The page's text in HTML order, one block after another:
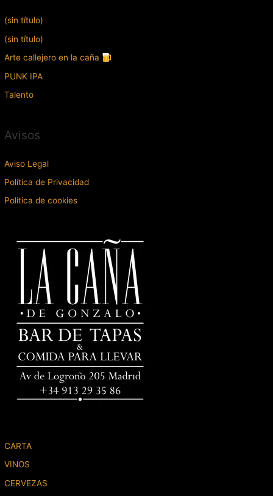
(sin título)
(sin título)
Arte callejero en la caña
PUNK IPA
Talento
Avisos
Aviso Legal
Política de Privacidad
Política de cookies
CARTA
VINOS
CERVEZAS